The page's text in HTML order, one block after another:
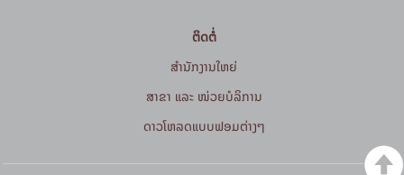
ຕິດຕໍ່
ສໍານັກງານໃຫຍ່
ສາຂາ ແລະ ໜ່ວຍບໍລິການ
ດາວໂຫລດແບບຟອມຕ່າງໆ